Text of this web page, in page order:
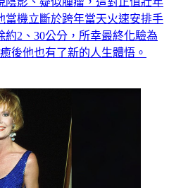
當機立斷於跨年當天火速安排手
2、30公分，所幸最終化驗為
後他也有了新的人生體悟。